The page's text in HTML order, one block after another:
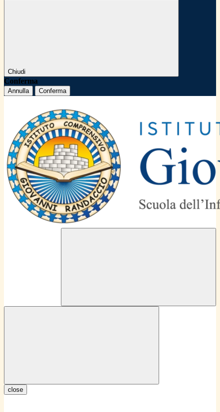
Chiudi
Conferma
Annulla Conferma
close